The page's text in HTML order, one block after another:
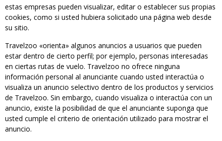
estas empresas pueden visualizar, editar o establecer sus propias
cookies, como si usted hubiera solicitado una página web desde
su sitio.
Travelzoo «orienta» algunos anuncios a usuarios que pueden
estar dentro de cierto perfil; por ejemplo, personas interesadas
en ciertas rutas de vuelo. Travelzoo no ofrece ninguna
información personal al anunciante cuando usted interactúa o
visualiza un anuncio selectivo dentro de los productos y servicios
de Travelzoo. Sin embargo, cuando visualiza o interactúa con un
anuncio, existe la posibilidad de que el anunciante suponga que
usted cumple el criterio de orientación utilizado para mostrar el
anuncio.